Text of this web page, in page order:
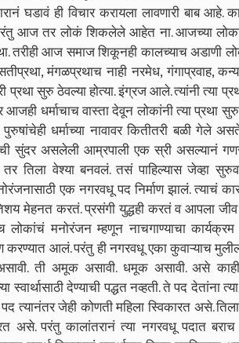
घडावं ही विचार करायला लावणारी बाब
आज तर लोकं शिकलेले आहेत ना. आजच्या
तरीही आज समाज शिकूनही कालच्याच अडाणी
मंगळप्रथाच नाही नरमेध, गंगाप्रवाह,
प्रथा सुरु ठेवल्या होत्या. इंग्रज आले. त्यांनी त्या
आजही धर्माचाच वास्ता देवून लोकांनी त्या
धर्माच्या नावावर कितीतरी बळी गेले
सुंदर असलेली आम्रपाली एक स्री असल्यानं
तिला वेश्या बनवलं. तसं पाहिल्यास जेव्हा
एक नगरवधू पद निर्माण झालं. त्याचं
मेहनत करतं. प्रसंगी युद्धही करतं व आपला
लोकांचं मनोरंजन म्हणून नाचगाण्याचा
करण्यात आलं. परंतु ही नगरवधू एका कुवाऱ्याच
ती अमूक असावी. धमूक असावी. असे
देण्याची पद्धत नव्हती. ते पद देतांना
त्यानंतर जेही कोणती महिला स्विकारत असे.
असे. परंतु कालांतरानं त्या नगरवधू पदात